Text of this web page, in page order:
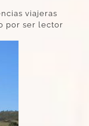
viajeras
por ser lector